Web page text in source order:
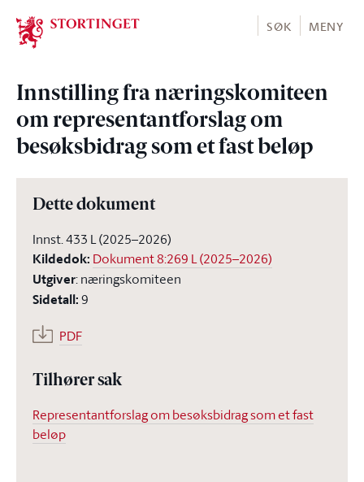
Stortinget.no
SØK MENY
Innstilling fra næringskomiteen
om representantforslag om
besøksbidrag som et fast beløp
Dette dokument
Innst. 433 L (2025–2026)
Kildedok: Dokument 8:269 L (2025–2026)
Utgiver:næringskomiteen
Sidetall:9
PDF
Tilhører sak
Representantforslag om besøksbidrag som et fast
beløp